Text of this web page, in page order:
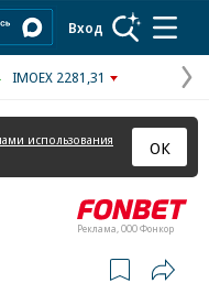
Вход
IMOEX 2281,31
использования
ОК
Реклама, ООО Фонкор